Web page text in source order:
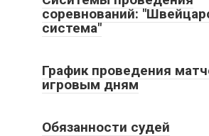
соревнований:
система"
График проведения
игровым дням
Обязанности судей